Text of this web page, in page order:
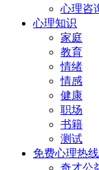
心理咨
心理知识
家庭
教育
情绪
情感
健康
职场
书籍
测试
免费心理热线
奇才公